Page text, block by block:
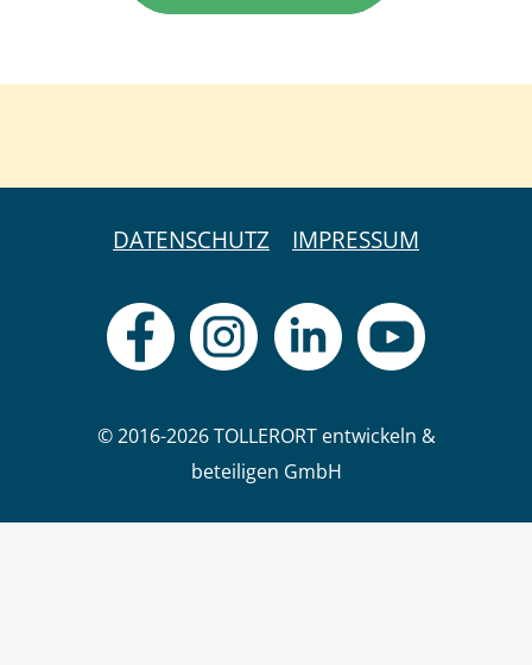
DATENSCHUTZ IMPRESSUM
© 2016-2026 TOLLERORT entwickeln &
beteiligen GmbH